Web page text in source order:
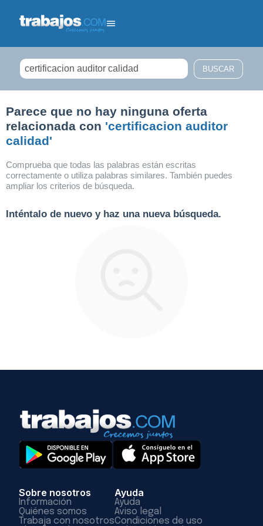
Parece que no hay ninguna oferta
relacionada con 'certificacion auditor
calidad'
Comprueba que todas las palabras están escritas
correctamente o utiliza palabras similares. También puedes
ampliar los criterios de búsqueda.
Inténtalo de nuevo y haz una nueva búsqueda.
Sobre nosotros
Información
Quiénes somos
Trabaja con nosotros
Ayuda
Ayuda
Aviso legal
Condiciones de uso